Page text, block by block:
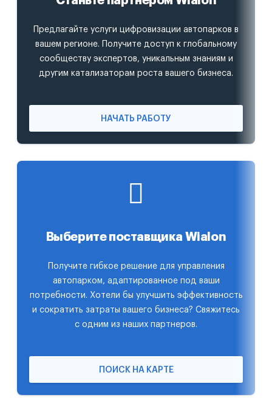
Предлагайте услуги цифровизации автопарков в
вашем регионе. Получите доступ к глобальному
сообществу экспертов, уникальным знаниям и
другим катализаторам роста вашего бизнеса.
НАЧАТЬ РАБОТУ
Выберите поставщика Wialon
Получите гибкое решение для управления
автопарком, адаптированное под ваши
потребности. Хотели бы улучшить эффективность
и сократить затраты вашего бизнеса? Свяжитесь
с одним из наших партнеров.
ПОИСК НА КАРТЕ